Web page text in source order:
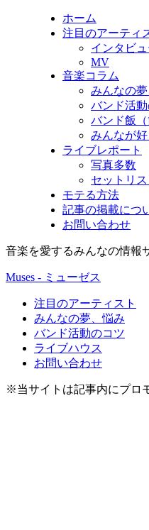
ホーム
注目のアーティ
インタビ
MV
音楽コラム
みんなの
バンド活
バンド飯（
みんなが
ライブレポート
写真多数
セットリス
モテる方法
記事の掲載につ
お問い合わせ
音楽を愛するみんなの情報
Muses - ミューゼス
注目のアーティスト
みんなの夢、悩み
バンド活動のコツ
ライブハウス
お問い合わせ
※当サイトは記事内にプロ